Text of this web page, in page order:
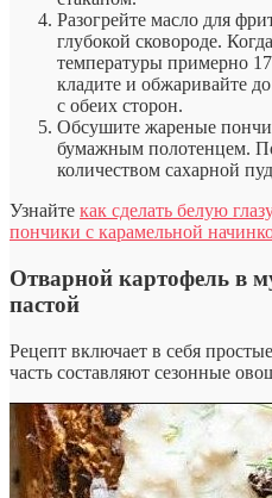
Разогрейте масло для
глубокой сковороде.
температуры примерно
кладите и обжаривайте
с обеих сторон.
Обсушите жареные
бумажным полотенцем.
количеством сахарной
Узнайте как сделать белую
пончики с карамельной
Отварной картофель в
пастой
Рецепт включает в себя
часть составляют сезонные